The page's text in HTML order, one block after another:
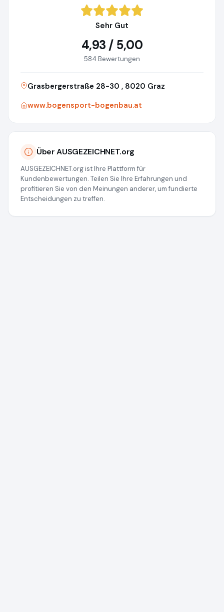
Sehr Gut
4,93 / 5,00
584 Bewertungen
Grasbergerstraße 28-30 , 8020 Graz
www.bogensport-bogenbau.at
Über AUSGEZEICHNET.org
AUSGEZEICHNET.org ist Ihre Plattform für
Kundenbewertungen. Teilen Sie Ihre Erfahrungen und
profitieren Sie von den Meinungen anderer, um fundierte
Entscheidungen zu treffen.